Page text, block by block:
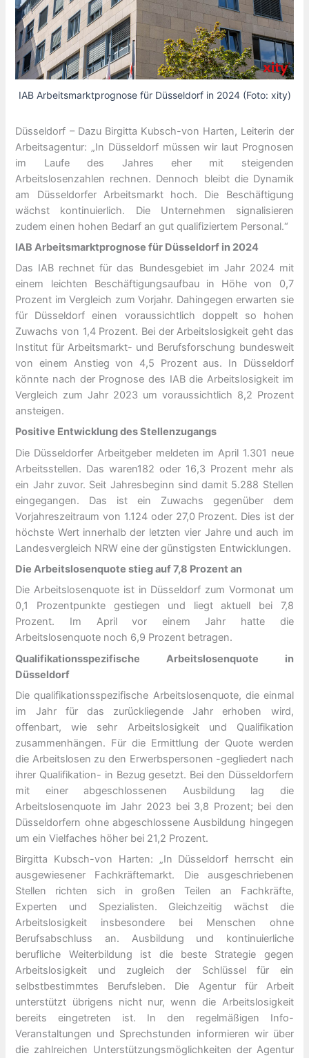
IAB Arbeitsmarktprognose für Düsseldorf in 2024 (Foto: xity)
Düsseldorf – Dazu Birgitta Kubsch-von Harten, Leiterin der
Arbeitsagentur: „In Düsseldorf müssen wir laut Prognosen
im Laufe des Jahres eher mit steigenden
Arbeitslosenzahlen rechnen. Dennoch bleibt die Dynamik
am Düsseldorfer Arbeitsmarkt hoch. Die Beschäftigung
wächst kontinuierlich. Die Unternehmen signalisieren
zudem einen hohen Bedarf an gut qualifiziertem Personal.“
IAB Arbeitsmarktprognose für Düsseldorf in 2024
Das IAB rechnet für das Bundesgebiet im Jahr 2024 mit
einem leichten Beschäftigungsaufbau in Höhe von 0,7
Prozent im Vergleich zum Vorjahr. Dahingegen erwarten sie
für Düsseldorf einen voraussichtlich doppelt so hohen
Zuwachs von 1,4 Prozent. Bei der Arbeitslosigkeit geht das
Institut für Arbeitsmarkt- und Berufsforschung bundesweit
von einem Anstieg von 4,5 Prozent aus. In Düsseldorf
könnte nach der Prognose des IAB die Arbeitslosigkeit im
Vergleich zum Jahr 2023 um voraussichtlich 8,2 Prozent
ansteigen.
Positive Entwicklung des Stellenzugangs
Die Düsseldorfer Arbeitgeber meldeten im April 1.301 neue
Arbeitsstellen. Das waren182 oder 16,3 Prozent mehr als
ein Jahr zuvor. Seit Jahresbeginn sind damit 5.288 Stellen
eingegangen. Das ist ein Zuwachs gegenüber dem
Vorjahreszeitraum von 1.124 oder 27,0 Prozent. Dies ist der
höchste Wert innerhalb der letzten vier Jahre und auch im
Landesvergleich NRW eine der günstigsten Entwicklungen.
Die Arbeitslosenquote stieg auf 7,8 Prozent an
Die Arbeitslosenquote ist in Düsseldorf zum Vormonat um
0,1 Prozentpunkte gestiegen und liegt aktuell bei 7,8
Prozent. Im April vor einem Jahr hatte die
Arbeitslosenquote noch 6,9 Prozent betragen.
Qualifikationsspezifische Arbeitslosenquote in
Düsseldorf
Die qualifikationsspezifische Arbeitslosenquote, die einmal
im Jahr für das zurückliegende Jahr erhoben wird,
offenbart, wie sehr Arbeitslosigkeit und Qualifikation
zusammenhängen. Für die Ermittlung der Quote werden
die Arbeitslosen zu den Erwerbspersonen -gegliedert nach
ihrer Qualifikation- in Bezug gesetzt. Bei den Düsseldorfern
mit einer abgeschlossenen Ausbildung lag die
Arbeitslosenquote im Jahr 2023 bei 3,8 Prozent; bei den
Düsseldorfern ohne abgeschlossene Ausbildung hingegen
um ein Vielfaches höher bei 21,2 Prozent.
Birgitta Kubsch-von Harten: „In Düsseldorf herrscht ein
ausgewiesener Fachkräftemarkt. Die ausgeschriebenen
Stellen richten sich in großen Teilen an Fachkräfte,
Experten und Spezialisten. Gleichzeitig wächst die
Arbeitslosigkeit insbesondere bei Menschen ohne
Berufsabschluss an. Ausbildung und kontinuierliche
berufliche Weiterbildung ist die beste Strategie gegen
Arbeitslosigkeit und zugleich der Schlüssel für ein
selbstbestimmtes Berufsleben. Die Agentur für Arbeit
unterstützt übrigens nicht nur, wenn die Arbeitslosigkeit
bereits eingetreten ist. In den regelmäßigen Info-
Veranstaltungen und Sprechstunden informieren wir über
die zahlreichen Unterstützungsmöglichkeiten der Agentur